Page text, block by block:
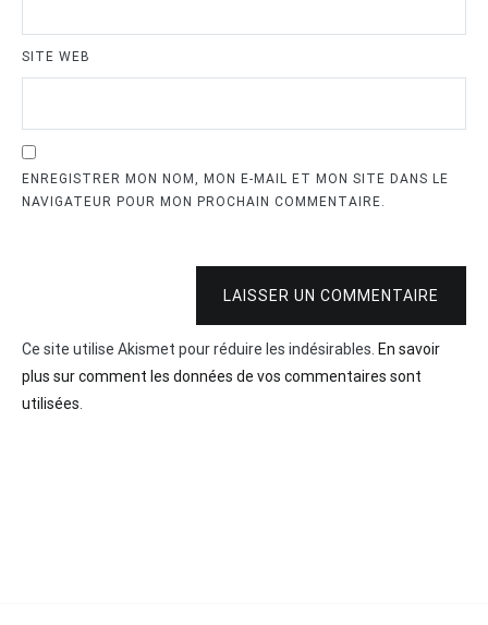
SITE WEB
ENREGISTRER MON NOM, MON E-MAIL ET MON SITE DANS LE
NAVIGATEUR POUR MON PROCHAIN COMMENTAIRE.
LAISSER UN COMMENTAIRE
Ce site utilise Akismet pour réduire les indésirables. En savoir
plus sur comment les données de vos commentaires sont
utilisées